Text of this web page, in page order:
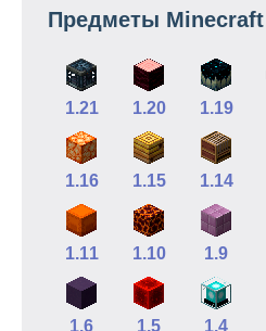
Предметы Minecraft
1.21 1.20 1.19
1.16 1.15 1.14
1.11 1.10 1.9
1.6 1.5 1.4